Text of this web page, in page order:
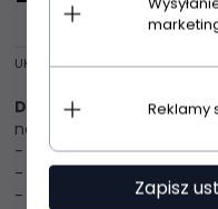
UKRYJ OPIS
Dkaren Ismena
nocna dostepna w dwóch
- cienkie ramiaczka
- wykonana z satyny
- góra ozdobiona
Reklamy
Zapisz